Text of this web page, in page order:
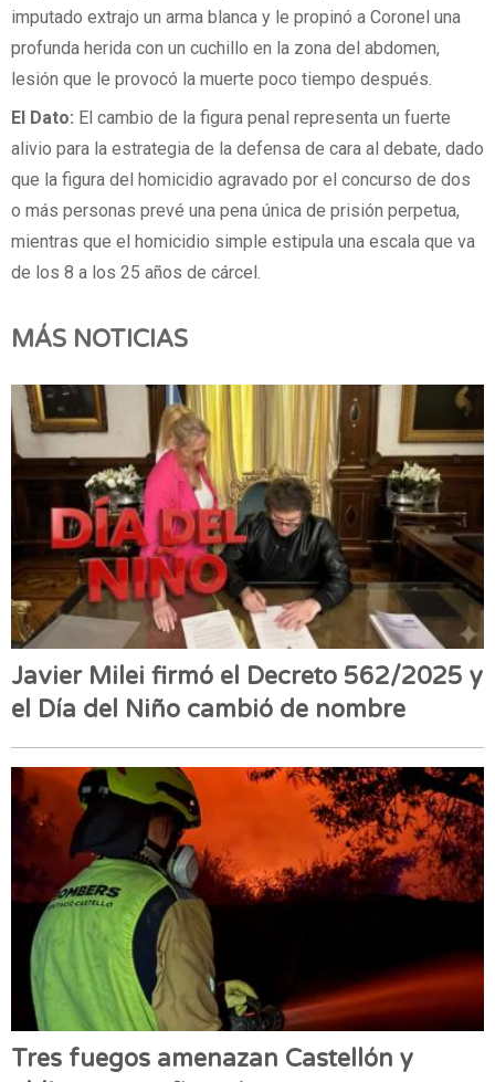
imputado extrajo un arma blanca y le propinó a Coronel una
profunda herida con un cuchillo en la zona del abdomen,
lesión que le provocó la muerte poco tiempo después.
El Dato: El cambio de la figura penal representa un fuerte
alivio para la estrategia de la defensa de cara al debate, dado
que la figura del homicidio agravado por el concurso de dos
o más personas prevé una pena única de prisión perpetua,
mientras que el homicidio simple estipula una escala que va
de los 8 a los 25 años de cárcel.
MÁS NOTICIAS
Javier Milei firmó el Decreto 562/2025 y
el Día del Niño cambió de nombre
Tres fuegos amenazan Castellón y